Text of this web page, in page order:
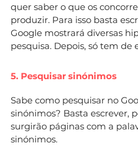
quer saber o que os
produzir. Para isso basta
Google mostrará diversas
pesquisa. Depois, só tem de
5. Pesquisar sinónimos
Sabe como pesquisar no
sinónimos? Basta escrever,
surgirão páginas com a
sinónimos.